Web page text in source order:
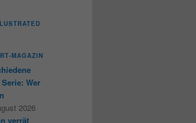
MAGAZIN
Wer
2026
verrät